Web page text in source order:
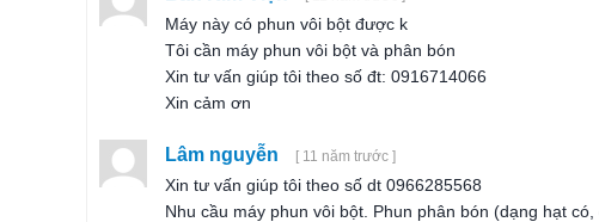
Máy này có phun vôi bột được k
Tôi cần máy phun vôi bột và phân bón
Xin tư vấn giúp tôi theo số đt: 0916714066
Xin cảm ơn
Lâm nguyễn [ 11 năm trước ]
Xin tư vấn giúp tôi theo số dt 0966285568
Nhu cầu máy phun vôi bột. Phun phân bón (dạng hạt